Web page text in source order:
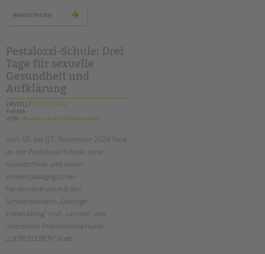
Magazin
KONTAKT
Impressum
Datenschutz
Hinweisgebersystem
Intranet
weiterlesen offener
Pestalozzi-Schule: Drei
Tage für sexuelle
Gesundheit und
Aufklärung
ERSTELLT 09.12.2024
THEMA
VON
Barbara Brecht-Hadraschek
Vom 05. bis 07. November 2024 fand
an der Pestalozzi-Schule, einer
Grundschule und einem
sonderpädagogischen
Förderzentrum mit den
Schwerpunkten „Geistige
Entwicklung“ und „Lernen“, das
interaktive Präventionsprojekt
„LIEBESLEBEN“ statt.